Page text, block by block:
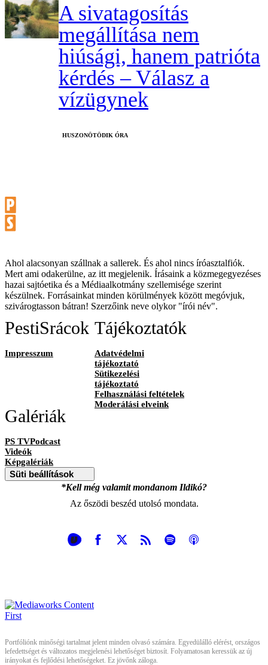
A sivatagosítás
megállítása nem
hiúsági, hanem patrióta
kérdés – Válasz a
vízügynek
HUSZONÖTÖDIK ÓRA
Ahol alacsonyan szállnak a sallerek. És ahol nincs íróasztalfiók.
Mert ami odakerülne, az itt megjelenik. Írásaink a közmegegyezéses
hazai sajtóetika és a Médiaalkotmány szellemisége szerint
készülnek. Forrásainkat minden körülmények között megóvjuk,
szivárogtasson bátran! Szerzőink neve olykor "írói név".
PestiSrácok
Impresszum
Tájékoztatók
Adatvédelmi
tájékoztató
Sütikezelési
tájékoztató
Felhasználási feltételek
Moderálási elveink
Galériák
PS TVPodcast
Videók
Képgalériák
Süti beállítások
*Kell még valamit mondanom Ildikó?
Az őszödi beszéd utolsó mondata.
Portfóliónk minőségi tartalmat jelent minden olvasó számára. Egyedülálló elérést, országos
lefedettséget és változatos megjelenési lehetőséget biztosít. Folyamatosan keressük az új
irányokat és fejlődési lehetőségeket. Ez jövőnk záloga.